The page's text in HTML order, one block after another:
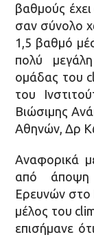
βαθμούς
σαν σύνολο
1,5 βαθμό
πολύ
ομάδας του
του
Βιώσιμης
Αθηνών, Δρ
Αναφορικά
από άποψη
Ερευνών στο
μέλος του
επισήμανε